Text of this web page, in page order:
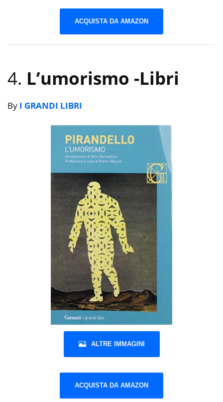
ACQUISTA DA AMAZON
4. L’umorismo -Libri
By I GRANDI LIBRI
ALTRE IMMAGINI
ACQUISTA DA AMAZON